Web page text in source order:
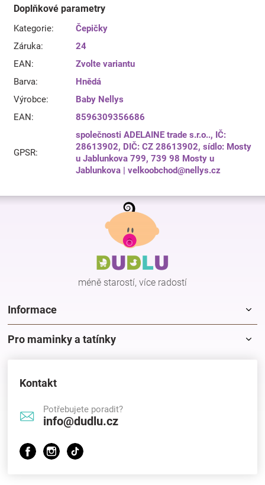
Doplňkové parametry
Kategorie:
Čepičky
Záruka:
24
EAN:
Zvolte variantu
Barva:
Hnědá
Výrobce:
Baby Nellys
EAN: 8596309356686
GPSR:
společnosti ADELAINE trade s.r.o.., IČ:
28613902, DIČ: CZ 28613902, sídlo: Mosty
u Jablunkova 799, 739 98 Mosty u
Jablunkova | velkoobchod@nellys.cz
Z
méně starostí, více radostí
Informace
Pro maminky a tatínky
Kontakt
Potřebujete poradit?
info@dudlu.cz